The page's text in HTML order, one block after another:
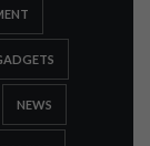
NEWS